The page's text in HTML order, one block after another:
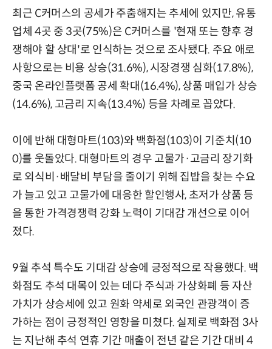
최근 C커머스의 공세가 주춤해지는 추세에 있지만, 유통
업체 4곳 중 3곳(75%)은 C커머스를 '현재 또는 향후 경
쟁해야 할 상대'로 인식하는 것으로 조사됐다. 주요 애로
사항으로는 비용 상승(31.6%), 시장경쟁 심화(17.8%),
중국 온라인플랫폼 공세 확대(16.4%), 상품 매입가 상승
(14.6%), 고금리 지속(13.4%) 등을 차례로 꼽았다.
이에 반해 대형마트(103)와 백화점(103)이 기준치(10
0)를 웃돌았다. 대형마트의 경우 고물가·고금리 장기화
로 외식비·배달비 부담을 줄이기 위해 집밥을 찾는 수요
가 늘고 있고 고물가에 대응한 할인행사, 초저가 상품 등
을 통한 가격경쟁력 강화 노력이 기대감 개선으로 이어
졌다.
9월 추석 특수도 기대감 상승에 긍정적으로 작용했다. 백
화점도 추석 대목이 있는 데다 주식과 가상화폐 등 자산
가치가 상승세에 있고 원화 약세로 외국인 관광객이 증
가하는 점이 긍정적인 영향을 미쳤다. 실제로 백화점 3사
는 지난해 추석 연휴 기간 매출이 전년 같은 기간 대비 4